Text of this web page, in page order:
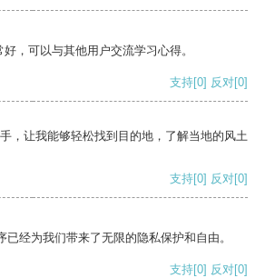
，可以与其他用户交流学习心得。
支持[0] 反对[0]
，让我能够轻松找到目的地，了解当地的风土
支持[0] 反对[0]
经为我们带来了无限的隐私保护和自由。
支持[0] 反对[0]